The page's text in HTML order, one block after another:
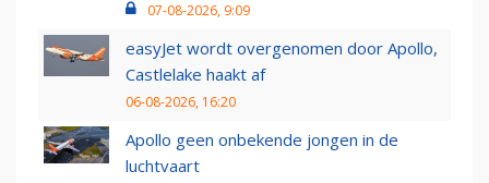
07-08-2026, 9:09
easyJet wordt overgenomen door Apollo,
Castlelake haakt af
06-08-2026, 16:20
Apollo geen onbekende jongen in de
luchtvaart